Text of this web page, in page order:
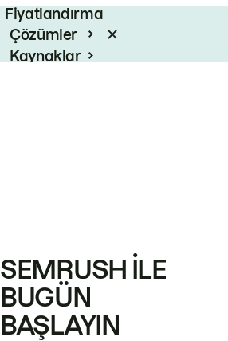
Fiyatlandırma
Çözümler
Kaynaklar
SEMRUSH ILE
BUGÜN
BAŞLAYIN